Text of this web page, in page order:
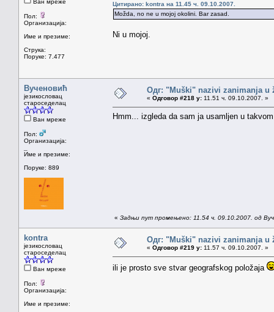
Ван мреже
Пол:
Организација:
Име и презиме:
Струка:
Поруке: 7.477
Цитирано: kontra на 11.45 ч. 09.10.2007.
Možda, no ne u mojoj okolini. Bar zasad.
Ni u mojoj.
Вученовић
језикословац
староседелац
Ван мреже
Пол:
Организација:
Име и презиме:
Поруке: 889
Одг: "Muški" nazivi zanimanja u
« Одговор #218 у: 11.51 ч. 09.10.2007. »
Hmm... izgleda da sam ja usamljen u
« Задњи пут промењено: 11.54 ч. 09.10.2007. од
kontra
језикословац
староседелац
Ван мреже
Пол:
Организација:
Име и презиме:
Одг: "Muški" nazivi zanimanja u
« Одговор #219 у: 11.57 ч. 09.10.2007. »
ili je prosto sve stvar geografskog položaja